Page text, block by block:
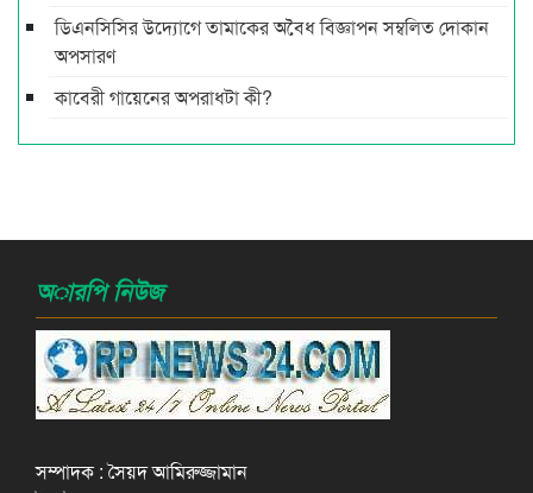
ডিএনসিসির উদ্যোগে তামাকের অবৈধ বিজ্ঞাপন সম্বলিত দোকান
অপসারণ
কাবেরী গায়েনের অপরাধটা কী?
অারপি নিউজ
সম্পাদক : সৈয়দ আমিরুজ্জামান